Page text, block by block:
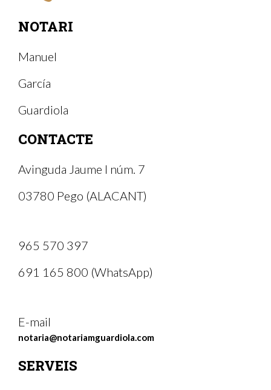
NOTARI
Manuel
García
Guardiola
CONTACTE
Avinguda Jaume I núm. 7
03780 Pego (ALACANT)
965 570 397
691 165 800 (WhatsApp)
E-mail
notaria@notariamguardiola.com
SERVEIS